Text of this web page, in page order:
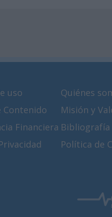
uso
Quiénes
Contenido
Misión y
Financiera Bibliografía
Política de